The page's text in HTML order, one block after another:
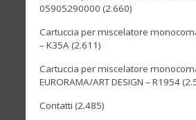
05905290000 (2.660)
Cartuccia per miscelatore
– K35A(2.611)
Cartuccia per miscelatore
EURORAMA/ART DESIGN – R1954
Contatti (2.485)